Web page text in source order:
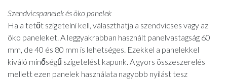
Szendvicspanelek és öko panelek
Ha a tetőt szigetelni kell, választhatja a szendvicses vagy az
öko paneleket. A leggyakrabban használt panelvastagság 60
mm, de 40 és 80 mm is lehetséges. Ezekkel a panelekkel
kiváló minőségű szigetelést kapunk. A gyors összeszerelés
mellett ezen panelek használata nagyobb nyílást tesz